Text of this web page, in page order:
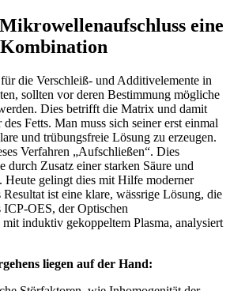
eine
die Verschleiß- und Additivelemente in
sollten vor deren Bestimmung mögliche
Dies betrifft die Matrix und damit
Fetts. Man muss sich seiner erst einmal
und trübungsfreie Lösung zu erzeugen.
Verfahren „Aufschließen“. Dies
durch Zusatz einer starken Säure und
Heute gelingt dies mit Hilfe moderner
ist eine klare, wässrige Lösung, die
OES, der Optischen
induktiv gekoppeltem Plasma, analysiert
liegen auf der Hand: